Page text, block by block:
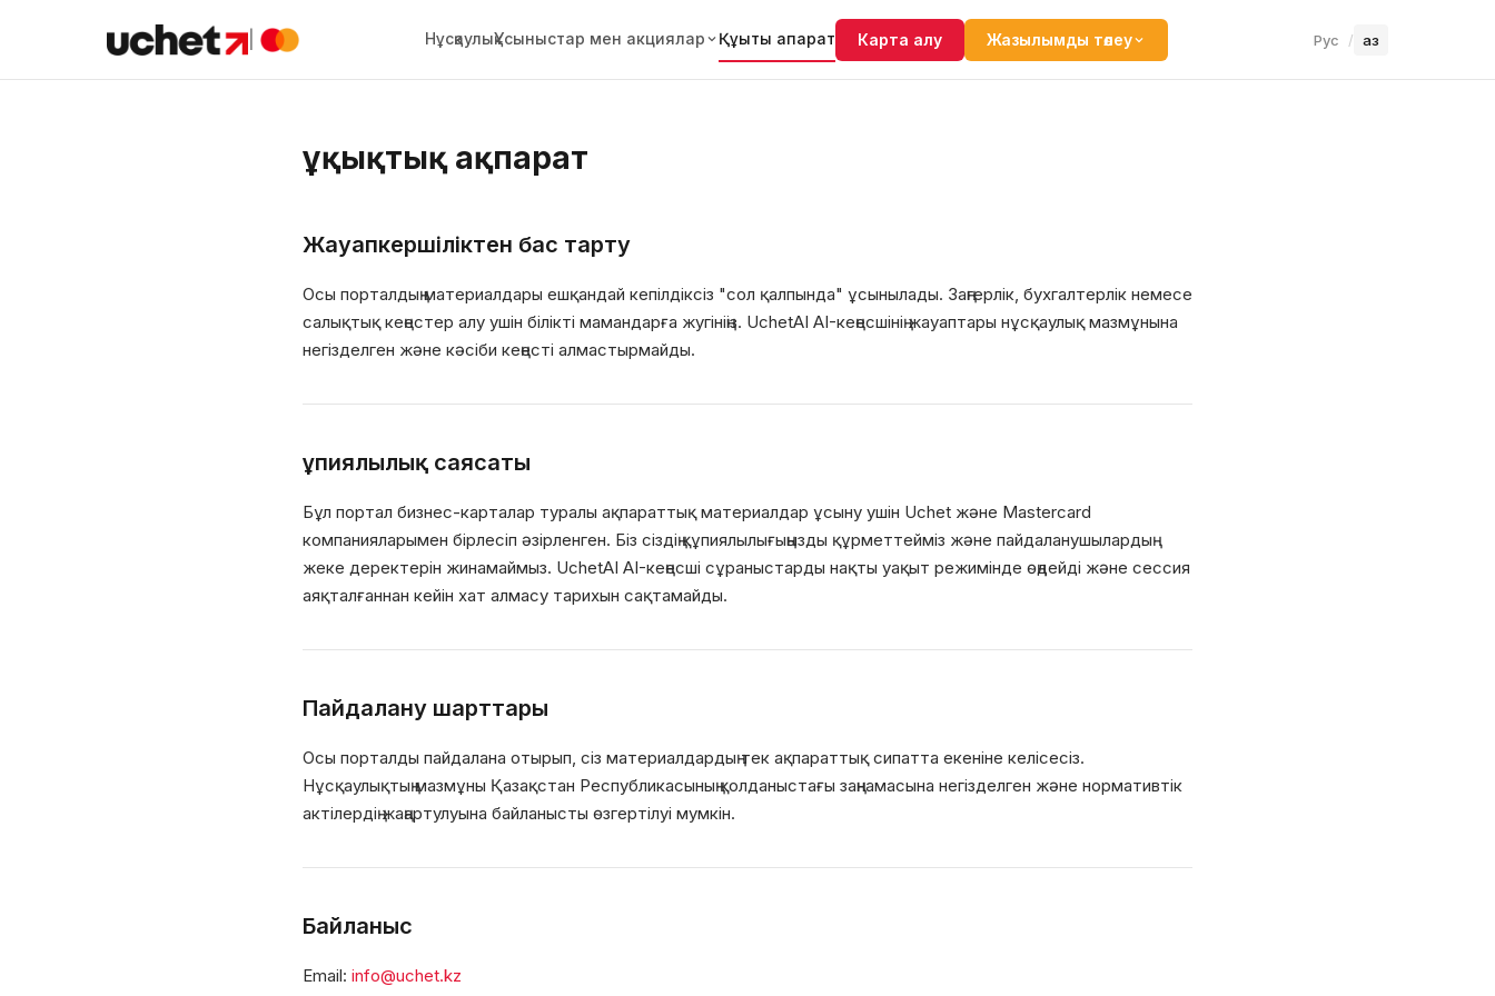
НұсқаулықҰсыныстар мен акциялар Құқықтық ақпарат Карта алу Жазылымды төлеу Рус / Қаз
Құқықтық ақпарат
Жауапкершiлiктен бас тарту
Осы порталдың материалдары ешқандай кепiлдiксiз "сол қалпында" ұсынылады. Заңгерлiк, бухгалтерлiк немесе
салықтық кеңестер алу ушiн бiлiктi мамандарға жугiнiңiз. UchetAI AI-кеңесшiнiң жауаптары нұсқаулық мазмұнына
негiзделген және кәсiби кеңестi алмастырмайды.
Құпиялылық саясаты
Бұл портал бизнес-карталар туралы ақпараттық материалдар ұсыну ушiн Uchet және Mastercard
компанияларымен бiрлесiп әзiрленген. Бiз сiздiң құпиялылығыңызды құрметтеймiз және пайдаланушылардың
жеке деректерiн жинамаймыз. UchetAI AI-кеңесшi сұраныстарды нақты уақыт режимiнде өңдейдi және сессия
аяқталғаннан кейiн хат алмасу тарихын сақтамайды.
Пайдалану шарттары
Осы порталды пайдалана отырып, сiз материалдардың тек ақпараттық сипатта екенiне келiсесiз.
Нұсқаулықтың мазмұны Қазақстан Республикасының қолданыстағы заңнамасына негiзделген және нормативтiк
актiлердiң жаңартулуына байланысты өзгертiлуi мумкiн.
Байланыс
Email: info@uchet.kz